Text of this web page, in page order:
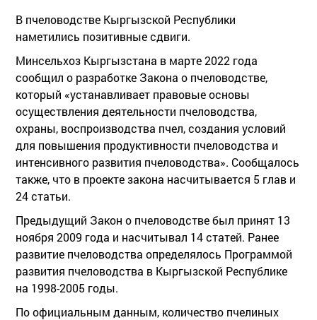
В пчеловодстве Кыргызской Республики
наметились позитивные сдвиги.
Минсельхоз Кыргызстана в марте 2022 года
сообщил о разработке Закона о пчеловодстве,
который «устанавливает правовые основы
осуществления деятельности пчеловодства,
охраны, воспроизводства пчел, создания условий
для повышения продуктивности пчеловодства и
интенсивного развития пчеловодства». Сообщалось
также, что в проекте закона насчитывается 5 глав и
24 статьи.
Предыдущий Закон о пчеловодстве был принят 13
ноября 2009 года и насчитывал 14 статей. Ранее
развитие пчеловодства определялось Программой
развития пчеловодства в Кыргызской Республике
на 1998-2005 годы.
По официальным данным, количество пчелиных